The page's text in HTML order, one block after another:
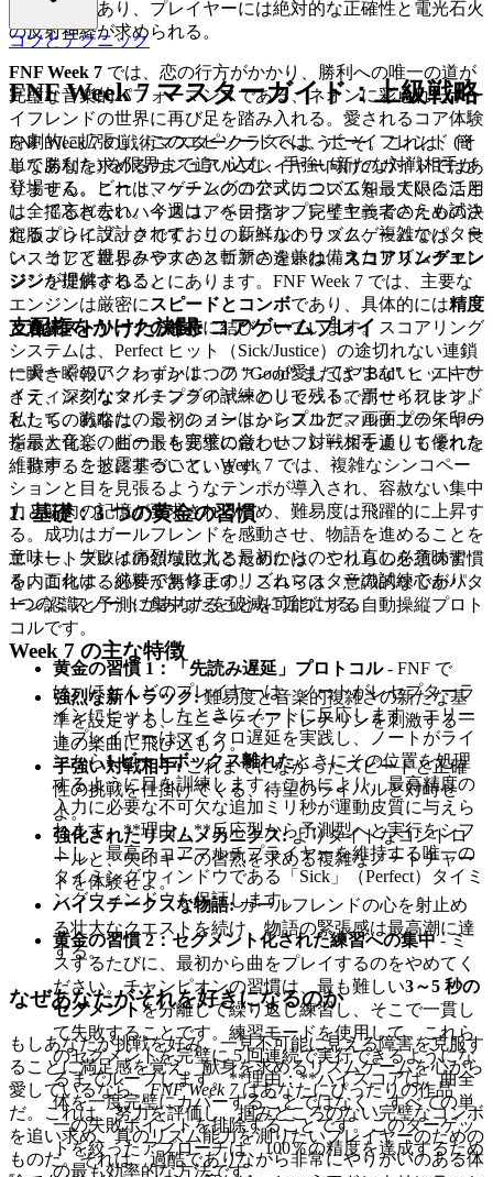
要な瞬間であり、プレイヤーには絶対的な正確性と電光石火
の反射神経が求められる。
FNF Week 7 では、恋の行方がかかり、勝利への唯一の道が
完璧な音楽的パフォーマンスである、ネオンに彩られたボー
イフレンドの世界に再び足を踏み入れる。愛されるコア体験
を劇的に拡張し、このエピソードでは、ボーイフレンド (そ
してあなた) を限界まで追い込む、手強い新たな対戦相手が
登場する。ビートマッチングの公式について知っていること
は全て忘れ去れ。今週は、ベテランプレイヤーでさえも試さ
れるように設計されており、新鮮なトラック、複雑なパター
ン、そして親しみやすさと斬新さを兼ね備えたリズムチャレ
ンジが提供される。
支配権をかけた決闘: コアゲームプレイ
一瞬一瞬のアクションは、ファンが愛してやまない、エキサ
イティングなタイミングの試練として残る。ボーイフレンド
として、あなたのミッションはシンプルだ。画面上の矢印の
指示と音楽のビートを完璧に合わせ、対戦相手よりも優れた
「歌声」を披露すること。Week 7 では、複雑なシンコペー
ションと目を見張るようなテンポが導入され、容赦ない集中
力と筋肉の記憶が要求されるため、難易度は飛躍的に上昇す
る。成功はガールフレンドを感動させ、物語を進めることを
意味し、失敗は痛烈な敗北と最初からのやり直しを意味す
る。これは、純粋で無修正のリズムマスターの試練であり、
1つのミスノートがあなたを破滅に近づける。
Week 7 の主な特徴
強烈な新トラック:難易度と音楽的複雑さの新たな基
準を設定する、ユニークでアドレナリンを刺激する一
連の楽曲に飛び込もう。
手強い対戦相手:これまでになかったスピードと正確
性の挑戦を仕掛けてくる、待望のライバルと対峙せ
よ。
強化されたリズムメカニクス:よりタイトなコントロ
ールと、矢印キーの習熟を求める複雑なノートチャー
トを体験せよ。
ハイステークスな物語:ガールフレンドの心を射止め
る壮大なクエストを続け、物語の緊張感は最高潮に達
する。
なぜあなたがそれを好きになるのか
もしあなたが挑戦を好み、一見不可能に見える障害を克服す
ることに満足感を覚え、献身を求めるリズムゲームを心から
愛しているなら、FNF Week 7はあなたにぴったりの作品
だ。これは、努力を評価し、掴みどころのない完璧なコンボ
を追い求め、真のリズム能力を測りたいプレイヤーのための
ものだ。それは、過酷でありながら非常にやりがいのある体
コツとテクニック
FNF Week 7 マスターガイド：上級戦略
FNF Week 7 の戦術マスタークラスへようこそ。これは、簡
単な勝利を求めるカジュアルプレイヤー向けのガイドではあ
りません。これは、ゲームのコアメカニズムを最大限に活用
し、揺るぎないハイスコアを目指す、完璧主義者のための決
定版プレイブックです。このレベルのリズムゲームでは、良
いスコアと世界クラスのスコアの違いは、スコアリングエン
ジンを理解することにあります。FNF Week 7 では、主要な
エンジンは厳密に スピードとコンボであり、具体的には精度
と連続ストリークの維持に結びついています。スコアリング
システムは、Perfect ヒット（Sick/Justice）の途切れない連鎖
に大きく報い、わずか 1 つの "Good" または "Bad" ヒットで
さえ、深刻なマルチプライヤーのリセットで罰せられます。
私たちの戦略は、最初のノートからスコアマルチプライヤー
を最大化し、曲の最も要求の厳しいフレーズを通してそれを
維持することに基づいています。
1. 基礎：3 つの黄金の習慣
エリートプレイの領域に入るためには、これらの必須の習慣
を内面化する必要があります。これらは、意識的な心がパタ
ーン認識と予測に集中することを可能にする自動操縦プロト
コルです。
黄金の習慣 1：「先読み遅延」プロトコル- FNF で
は、ほとんどのプレイヤーは、ノートがレセプターラ
インにヒットしたときにノートに反応します。エリー
トプレイヤーはマイクロ遅延を実践し、ノートがライ
ンから1 ビートボックス離れたときにその位置を処理
するように目を訓練します。これにより、最高精度の
入力に必要な不可欠な追加ミリ秒が運動皮質に与えら
れます。**理由：**反応型から予測型へと実行をシフ
トし、最高スコアマルチプライヤーを維持する唯一の
タイミングウィンドウである「Sick」（Perfect）タイミ
ングウィンドウを保証します。
黄金の習慣 2：セグメント化された練習への集中- ミ
スするたびに、最初から曲をプレイするのをやめてく
ださい。チャンピオンの習慣は、最も難しい3～5 秒の
セグメント を分離して繰り返し練習し、そこで一貫し
て失敗することです。練習モードを使用して、これら
のセグメントを完璧に 5 回連続で実行できるようにな
るまでループします。**理由：**ハイスコアは、曲全
体を一度完璧にカバーすることではなく、すべての単
一の失敗ポイントを排除することです。このターゲッ
トを絞ったアプローチは、100％の精度を達成するため
の最も効率的な方法です。